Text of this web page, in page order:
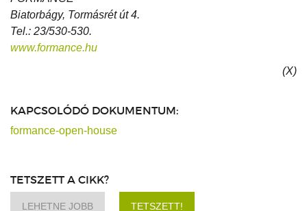
Biatorbágy, Tormásrét út 4.
Tel.: 23/530-530.
www.formance.hu
(X)
KAPCSOLÓDÓ DOKUMENTUM:
formance-open-house
TETSZETT A CIKK?
LEHETNE JOBB TETSZETT!